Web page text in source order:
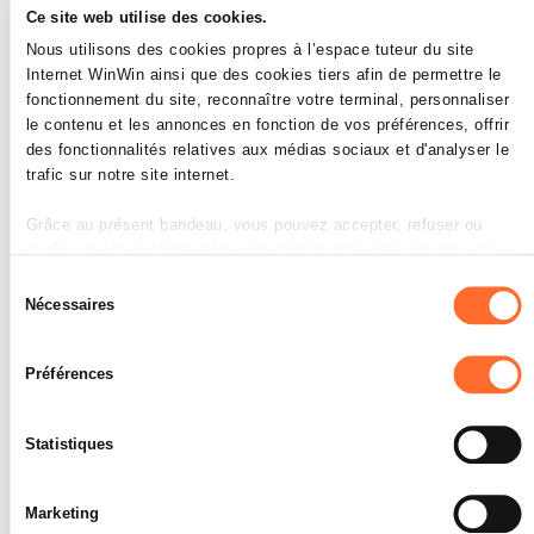
Ce site web utilise des cookies.
Nous utilisons des cookies propres à l’espace tuteur du site
Internet WinWin ainsi que des cookies tiers afin de permettre le
fonctionnement du site, reconnaître votre terminal, personnaliser
le contenu et les annonces en fonction de vos préférences, offrir
des fonctionnalités relatives aux médias sociaux et d'analyser le
trafic sur notre site internet.
Grâce au présent bandeau, vous pouvez accepter, refuser ou
description des différents cookies est accessible sous l’onglet «
Il est précisé que la navigation sur le site et certaines
fonctionnalités (ex : lecture de vidéos, partage sur les réseaux
personnalisation de l’affichage du site) peuvent être affectées en
Vous avez la possibilité de modifier ou retirer votre consentement
duNécessaires
Préférences
Statistiques
Marketing
4
L’apprenti est capable de
compléter régulièrement son